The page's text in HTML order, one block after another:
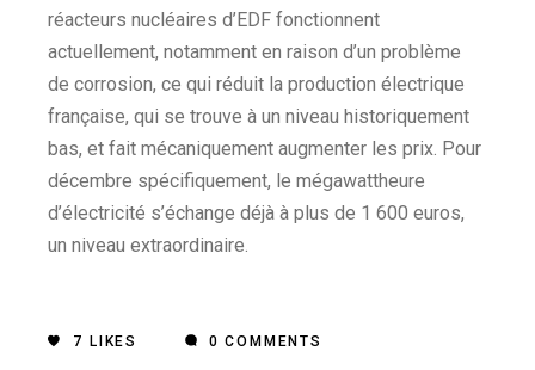
réacteurs nucléaires d’EDF fonctionnent
actuellement, notamment en raison d’un problème
de corrosion, ce qui réduit la production électrique
française, qui se trouve à un niveau historiquement
bas, et fait mécaniquement augmenter les prix. Pour
décembre spécifiquement, le mégawattheure
d’électricité s’échange déjà à plus de 1 600 euros,
un niveau extraordinaire.
7 LIKES 0 COMMENTS